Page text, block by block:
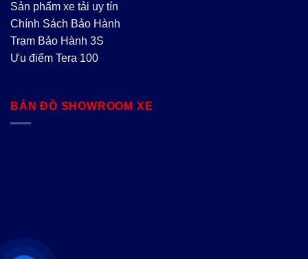
Sản phẩm xe tải uy tín
Chính Sách Bảo Hành
Trạm Bảo Hành 3S
Ưu điểm Tera 100
BẢN ĐỒ SHOWROOM XE